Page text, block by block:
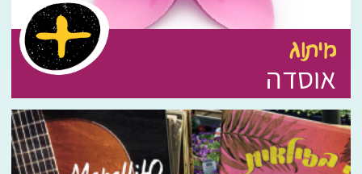
מיתוג
אוסדה